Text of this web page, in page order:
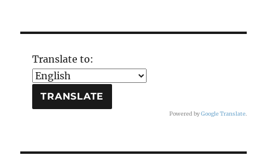
Translate to:
Powered byGoogle Translate.